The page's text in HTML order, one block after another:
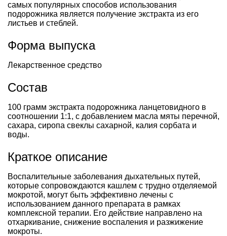
самых популярных способов использования
подорожника является получение экстракта из его
листьев и стеблей.
Форма выпуска
Лекарственное средство
Состав
100 грамм экстракта подорожника ланцетовидного в
соотношении 1:1, с добавлением масла мяты перечной,
сахара, сиропа свеклы сахарной, калия сорбата и
воды.
Краткое описание
Воспалительные заболевания дыхательных путей,
которые сопровождаются кашлем с трудно отделяемой
мокротой, могут быть эффективно лечены с
использованием данного препарата в рамках
комплексной терапии. Его действие направлено на
отхаркивание, снижение воспаления и разжижение
мокроты.